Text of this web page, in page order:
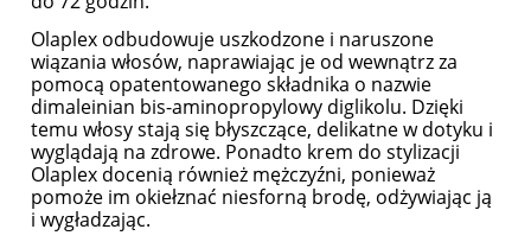
Olaplex odbudowuje uszkodzone i naruszone
wiązania włosów, naprawiając je od wewnątrz za
pomocą opatentowanego składnika o nazwie
dimaleinian bis-aminopropylowy diglikolu. Dzięki
temu włosy stają się błyszczące, delikatne w dotyku i
wyglądają na zdrowe. Ponadto krem do stylizacji
Olaplex docenią również mężczyźni, ponieważ
pomoże im okiełznać niesforną brodę, odżywiając ją
i wygładzając.